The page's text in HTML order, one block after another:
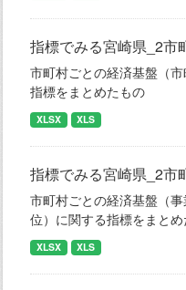
指標でみる宮崎県_2市
市町村ごとの経済基盤（
指標をまとめたもの
XLSX XLS
指標でみる宮崎県_2市
市町村ごとの経済基盤（
位）に関する指標をまと
XLSX XLS